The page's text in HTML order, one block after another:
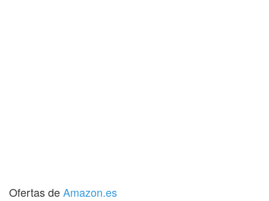
Ofertas deAmazon.es